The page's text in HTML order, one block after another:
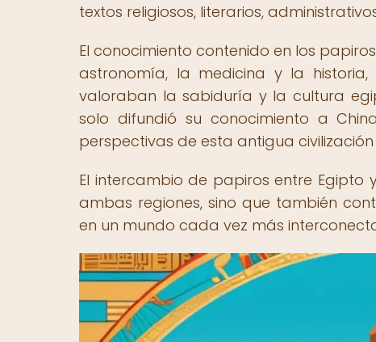
textos religiosos, literarios,
El conocimiento contenido en los
astronomía, la medicina y la
valoraban la sabiduría y la cultura
solo difundió su conocimiento a
perspectivas de esta antigua
El intercambio de papiros entre Egipto
ambas regiones, sino que también
en un mundo cada vez más